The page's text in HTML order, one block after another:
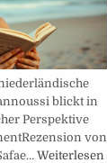
blickt in
Perspektive
von
Weiterlesen